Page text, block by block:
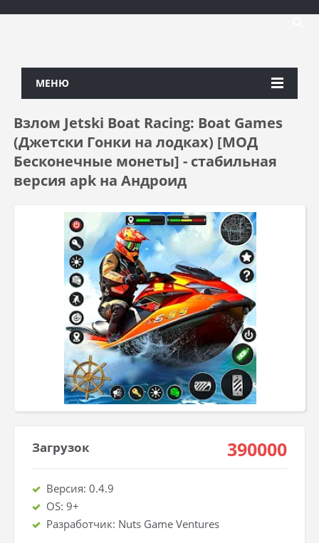
МЕНЮ
Взлом Jetski Boat Racing: Boat Games
(Джетски Гонки на лодках) [МОД
Бесконечные монеты] - стабильная
версия apk на Андроид
Загрузок 390000
Версия: 0.4.9
OS: 9+
Разработчик: Nuts Game Ventures